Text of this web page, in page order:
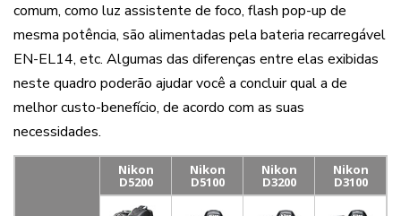
comum, como luz assistente de foco, flash pop-up de
mesma potência, são alimentadas pela bateria recarregável
EN-EL14, etc. Algumas das diferenças entre elas exibidas
neste quadro poderão ajudar você a concluir qual a de
melhor custo-benefício, de acordo com as suas
necessidades.
Nikon
D5200
Nikon
D5100
Nikon
D3200
Nikon
D3100